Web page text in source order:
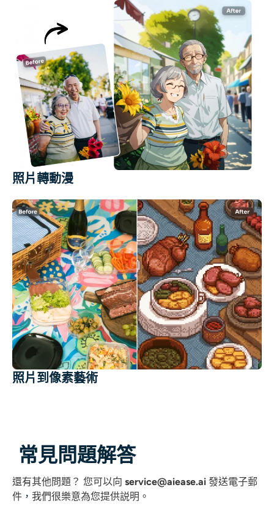
照片轉動漫
照片到像素藝術
常見問題解答
還有其他問題？ 您可以向 service@aiease.ai 發送電子郵
件 ， 我們很樂意為您提供説明。